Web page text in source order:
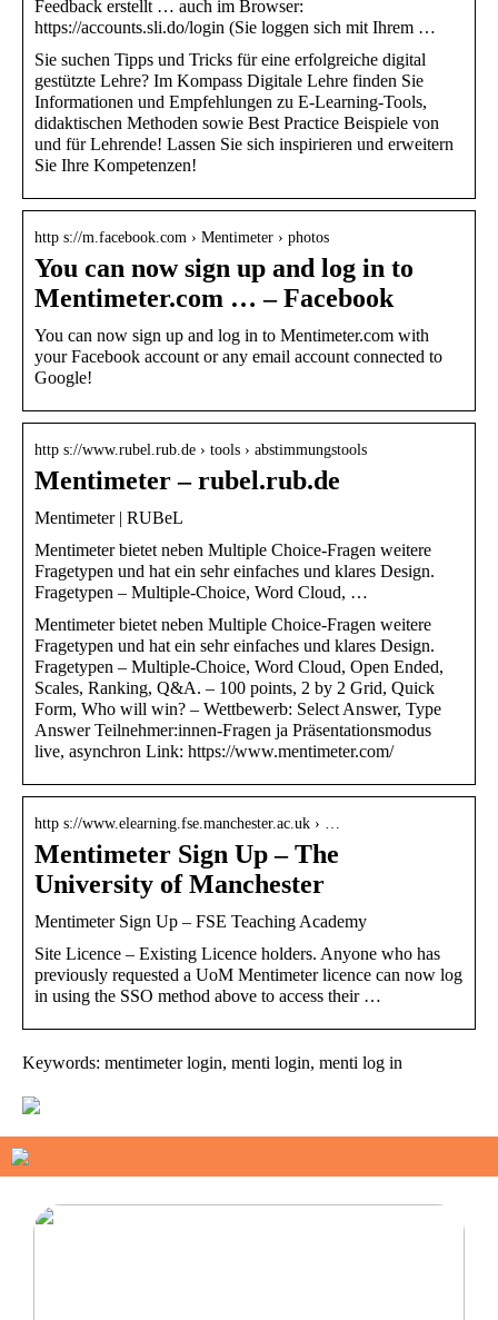
Feedback erstellt … auch im Browser:
https://accounts.sli.do/login (Sie loggen sich mit Ihrem …
Sie suchen Tipps und Tricks für eine erfolgreiche digital
gestützte Lehre? Im Kompass Digitale Lehre finden Sie
Informationen und Empfehlungen zu E-Learning-Tools,
didaktischen Methoden sowie Best Practice Beispiele von
und für Lehrende! Lassen Sie sich inspirieren und erweitern
Sie Ihre Kompetenzen!
http s://m.facebook.com › Mentimeter › photos
You can now sign up and log in to
Mentimeter.com … – Facebook
You can now sign up and log in to Mentimeter.com with
your Facebook account or any email account connected to
Google!
http s://www.rubel.rub.de › tools › abstimmungstools
Mentimeter – rubel.rub.de
Mentimeter | RUBeL
Mentimeter bietet neben Multiple Choice-Fragen weitere
Fragetypen und hat ein sehr einfaches und klares Design.
Fragetypen – Multiple-Choice, Word Cloud, …
Mentimeter bietet neben Multiple Choice-Fragen weitere
Fragetypen und hat ein sehr einfaches und klares Design.
Fragetypen – Multiple-Choice, Word Cloud, Open Ended,
Scales, Ranking, Q&A. – 100 points, 2 by 2 Grid, Quick
Form, Who will win? – Wettbewerb: Select Answer, Type
Answer Teilnehmer:innen-Fragen ja Präsentationsmodus
live, asynchron Link: https://www.mentimeter.com/
http s://www.elearning.fse.manchester.ac.uk › …
Mentimeter Sign Up – The
University of Manchester
Mentimeter Sign Up – FSE Teaching Academy
Site Licence – Existing Licence holders. Anyone who has
previously requested a UoM Mentimeter licence can now log
in using the SSO method above to access their …
Keywords: mentimeter login, menti login, menti log in